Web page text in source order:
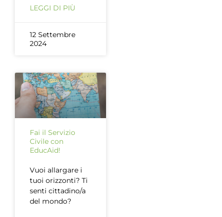
LEGGI DI PIÙ
12 Settembre
2024
Fai il Servizio
Civile con
EducAid!
Vuoi allargare i
tuoi orizzonti? Ti
senti cittadino/a
del mondo?